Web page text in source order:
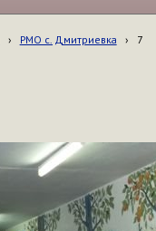
› РМО с. Дмитриевка › 7